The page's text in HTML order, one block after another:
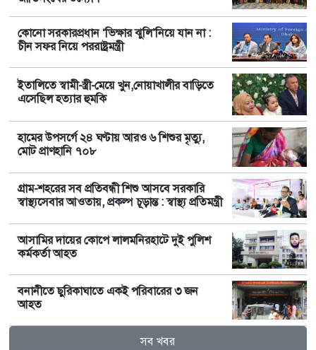
কোনো সরকারপ্রধান ‘ভিক্ষার ঝুলি’নিয়ে যান না :
চীন সফর নিয়ে পররাষ্ট্রমন্ত্রী
ইতালিতে স্বামী-স্ত্রী-মেয়ে খুন,নোয়াখালীর বাড়িতে
এসেছিল হত্যার হুমকি
হামের উপসর্গে ২৪ ঘণ্টায় আরও ৬ শিশুর মৃত্যু,
মোট প্রাণহানি ৭০৮
গ্রাম-শহরের সব প্রতিবন্ধী শিশু আসবে সরকারি
স্বাস্থ্যসেবার আওতায়, প্রকল্প চূড়ান্ত : স্বাস্থ্য প্রতিমন্ত্রী
আসামির দায়ের কোপে লালমনিরহাটে দুই পুলিশ
কর্মকর্তা আহত
বনানীতে ছুরিকাঘাতে একই পরিবারের ৩ জন
আহত
সব খবর